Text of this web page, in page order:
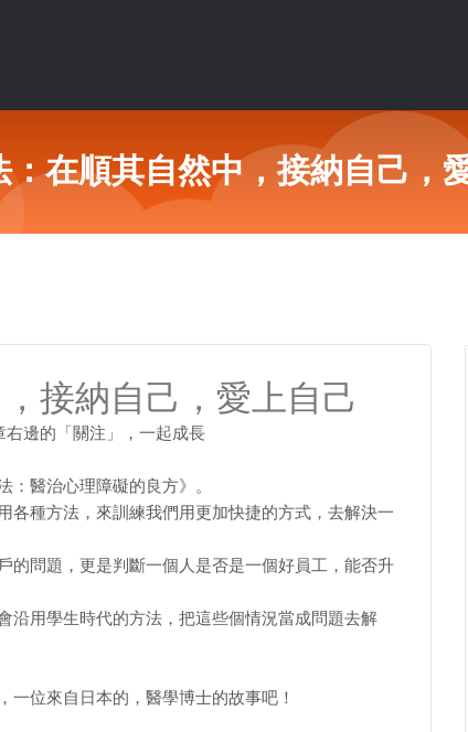
：在順其自然中，接納自己，
接納自己，愛上自己
邊的「關注」，一起成長
醫治心理障礙的良方》。
各種方法，來訓練我們用更加快捷的方式，去解決一
的問題，更是判斷一個人是否是一個好員工，能否升
沿用學生時代的方法，把這些個情況當成問題去解
位來自日本的，醫學博士的故事吧！